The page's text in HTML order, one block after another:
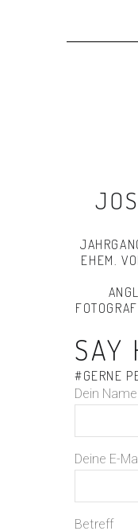
EHEM.
SAY
#GERNE
Dein Name
Deine E-
Betreff